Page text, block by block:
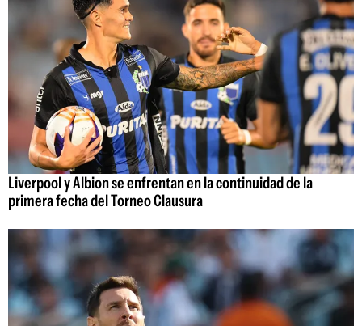
Liverpool y Albion se enfrentan en la continuidad de la
primera fecha del Torneo Clausura